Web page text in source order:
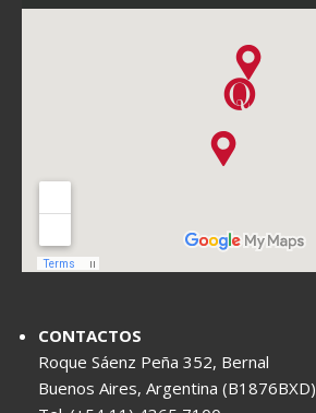
CONTACTOS
Roque Sáenz Peña 352, Bernal
Buenos Aires, Argentina (B1876BXD)